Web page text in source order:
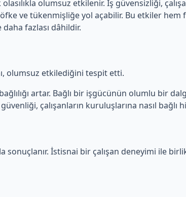
olumsuz etkilenir. İş güvensizliği,
ve tükenmişliğe yol açabilir. Bu etkiler
daha fazlası dâhildir.
olumsuz etkilediğini tespit etti.
artar. Bağlı bir işgücünün olumlu bir
çalışanların kuruluşlarına nasıl
İstisnai bir çalışan deneyimi ile